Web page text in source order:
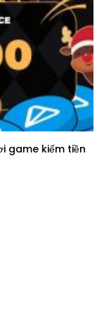
game kiếm tiền